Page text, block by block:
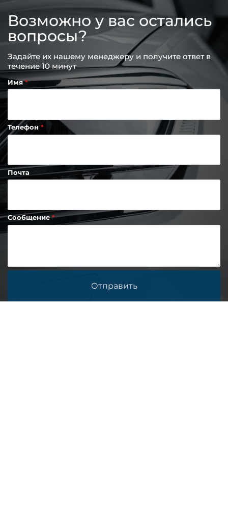
Возможно у вас остались
вопросы?
Задайте их нашему менеджеру и получите ответ в
течение 10 минут
Имя
Телефон
Почта
Сообщение